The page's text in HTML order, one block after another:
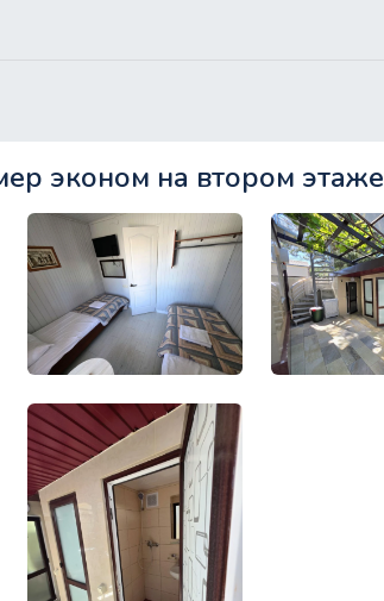
эконом на втором этаже